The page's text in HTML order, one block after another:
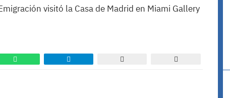
visitó la Casa de Madrid en Miami Gallery